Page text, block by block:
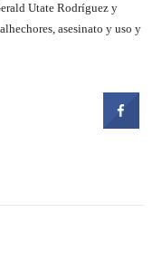
Utate Rodríguez y
asesinato y uso y